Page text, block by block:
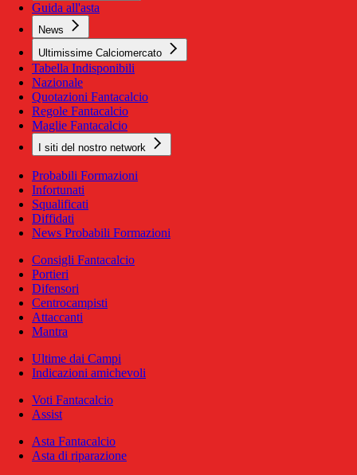
Guida all'asta
News
Ultimissime Calciomercato
Tabella Indisponibili
Nazionale
Quotazioni Fantacalcio
Regole Fantacalcio
Maglie Fantacalcio
I siti del nostro network
Probabili Formazioni
Infortunati
Squalificati
Diffidati
News Probabili Formazioni
Consigli Fantacalcio
Portieri
Difensori
Centrocampisti
Attaccanti
Mantra
Ultime dai Campi
Indicazioni amichevoli
Voti Fantacalcio
Assist
Asta Fantacalcio
Asta di riparazione